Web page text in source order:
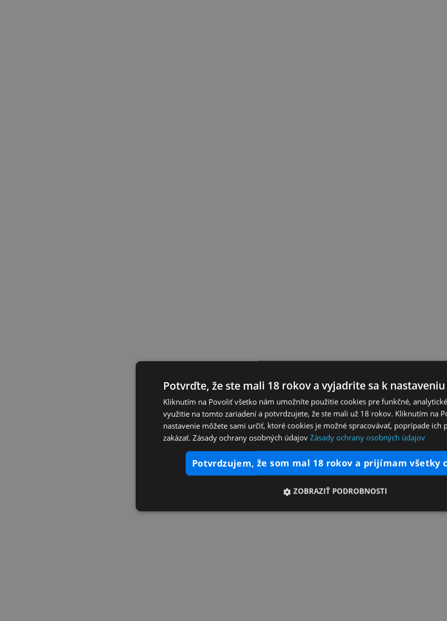
Potvrďte, že ste mali 18 rokov a vyjadrite sa k
Kliknutím na Povoliť všetko nám umožníte použitie cookies pre funkčné,
využitie na tomto zariadení a potvrdzujete, že ste mali už 18 rokov. Kliknutím na
nastavenie môžete sami určiť, ktoré cookies je možné spracovávať, poprípade ich
zakázať. Zásady ochrany osobných údajov Zásady ochrany osobných údajov
potvrdzujem, že som mal 18 rokov a prijímam všetky
ZOBRAZIŤ PODROBNOSTI